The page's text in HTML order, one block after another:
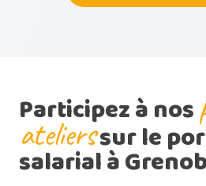
Participez à nos
atelierssur le
salarial à